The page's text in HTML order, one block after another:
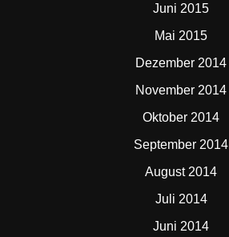
Juni 2015
Mai 2015
Dezember 2014
November 2014
Oktober 2014
September 2014
August 2014
Juli 2014
Juni 2014